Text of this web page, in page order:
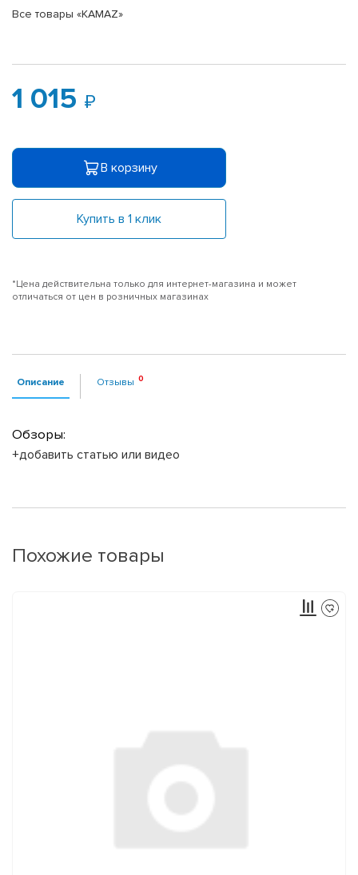
Все товары «KAMAZ»
1 015
В корзину
Купить в 1 клик
*Цена действительна только для интернет-магазина и может
отличаться от цен в розничных магазинах
Описание Отзывы
Обзоры:
+добавить статью или видео
Похожие товары